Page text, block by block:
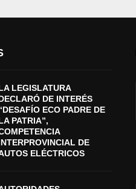
LEGISLATURA
DE INTERÉS
ECO PADRE DE
PATRIA”,
DE
ELÉCTRICOS